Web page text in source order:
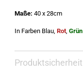
Maße: 40 x 28cm
In Farben Blau, Rot, Grün
Produktsicherheit